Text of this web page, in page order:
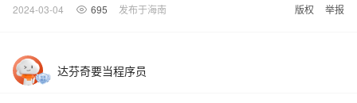
2024-03-04 695 发布于海南 版权 举报
达芬奇要当程序员